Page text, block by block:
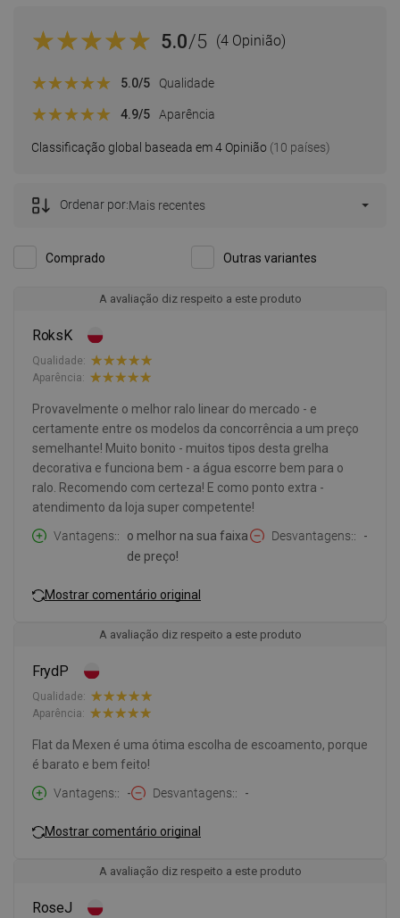
5.0/5 (4 Opinião)
Classificação global baseada em 4 Opinião (10 países)
5.0/5 Qualidade
4.9/5 Aparência
Comprado Outras variantes
Ordenar por:Mais recentes
A avaliação diz respeito a este produto
RoksK
Qualidade:
Aparência:
Provavelmente o melhor ralo linear do mercado - e
certamente entre os modelos da concorrência a um preço
semelhante! Muito bonito - muitos tipos desta grelha
decorativa e funciona bem - a água escorre bem para o
ralo. Recomendo com certeza! E como ponto extra -
atendimento da loja super competente!
Vantagens:
o melhor na sua faixa
de preço!
Desvantagens: -
Mostrar comentário original
A avaliação diz respeito a este produto
FrydP
Qualidade:
Aparência:
Flat da Mexen é uma ótima escolha de escoamento, porque
é barato e bem feito!
Vantagens:
- Desvantagens: -
Mostrar comentário original
A avaliação diz respeito a este produto
RoseJ